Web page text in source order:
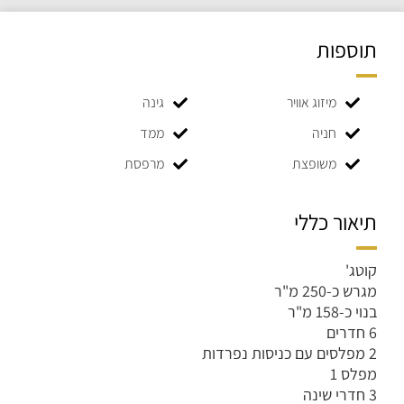
תוספות
מיזוג אוויר
גינה
חניה
ממד
משופצת
מרפסת
תיאור כללי
קוטג'
מגרש כ-250 מ"ר
בנוי כ-158 מ"ר
מפלס 1